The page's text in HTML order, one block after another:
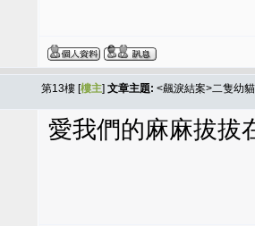
第13樓 [樓主] 文章主題: <飆淚結案>二隻幼
愛我們的麻麻拔拔